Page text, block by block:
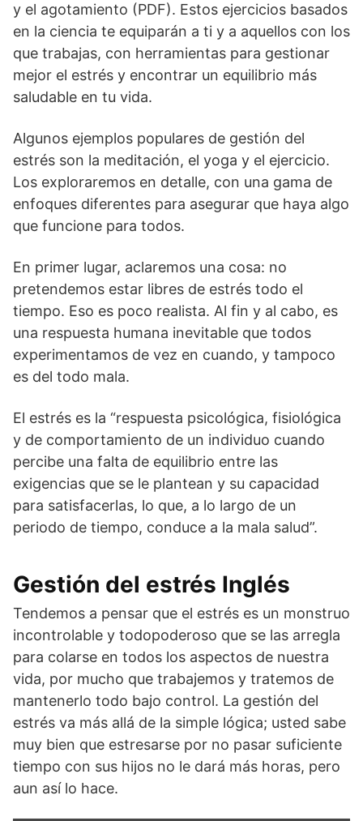
y el agotamiento (PDF). Estos ejercicios basados
en la ciencia te equiparán a ti y a aquellos con los
que trabajas, con herramientas para gestionar
mejor el estrés y encontrar un equilibrio más
saludable en tu vida.
Algunos ejemplos populares de gestión del
estrés son la meditación, el yoga y el ejercicio.
Los exploraremos en detalle, con una gama de
enfoques diferentes para asegurar que haya algo
que funcione para todos.
En primer lugar, aclaremos una cosa: no
pretendemos estar libres de estrés todo el
tiempo. Eso es poco realista. Al fin y al cabo, es
una respuesta humana inevitable que todos
experimentamos de vez en cuando, y tampoco
es del todo mala.
El estrés es la “respuesta psicológica, fisiológica
y de comportamiento de un individuo cuando
percibe una falta de equilibrio entre las
exigencias que se le plantean y su capacidad
para satisfacerlas, lo que, a lo largo de un
periodo de tiempo, conduce a la mala salud”.
Gestión del estrés Inglés
Tendemos a pensar que el estrés es un monstruo
incontrolable y todopoderoso que se las arregla
para colarse en todos los aspectos de nuestra
vida, por mucho que trabajemos y tratemos de
mantenerlo todo bajo control. La gestión del
estrés va más allá de la simple lógica; usted sabe
muy bien que estresarse por no pasar suficiente
tiempo con sus hijos no le dará más horas, pero
aun así lo hace.